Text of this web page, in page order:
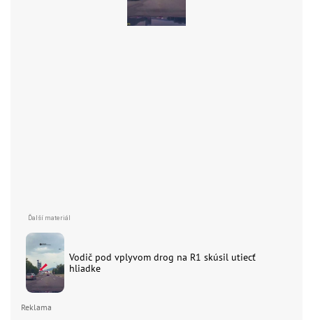
Vodič pod vplyvom drog na R1 skúsil utiecť
hliadke
Reklama